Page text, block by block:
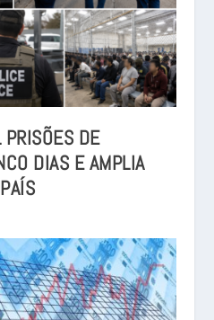
DE
DIAS E AMPLIA